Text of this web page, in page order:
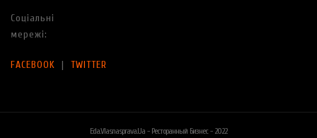
Соціальні
мережі:
FACEBOOK | TWITTER
Eda.vlasnasprava.ua - Ресторанный Бизнес - 2022